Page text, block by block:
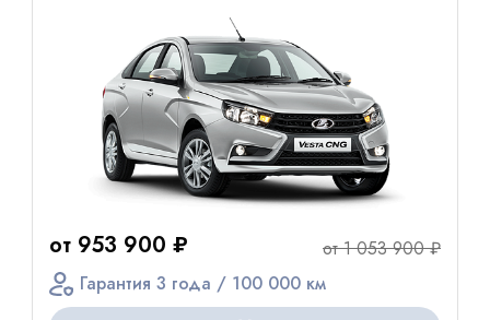
от 953 900 ₽
от 1 053 900 ₽
Гарантия 3 года / 100 000 км